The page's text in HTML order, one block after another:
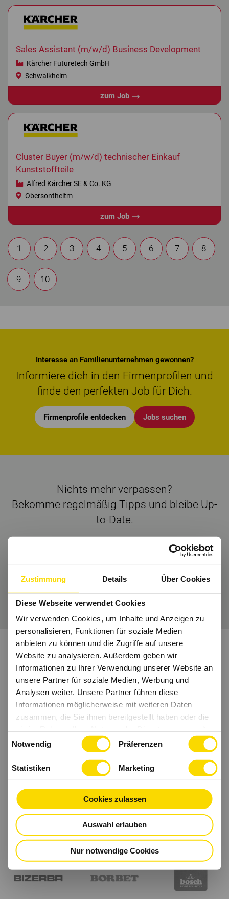
Zustimmung Details Über Cookies
Diese Webseite verwendet Cookies
Wir verwenden Cookies, um Inhalte und Anzeigen zu
personalisieren, Funktionen für soziale Medien
anbieten zu können und die Zugriffe auf unsere
Website zu analysieren. Außerdem geben wir
Informationen zu Ihrer Verwendung unserer Website an
unsere Partner für soziale Medien, Werbung und
Analysen weiter. Unsere Partner führen diese
Informationen möglicherweise mit weiteren Daten
zusammen, die Sie ihnen bereitgestellt haben oder die
haben.
Notwendig Präferenzen
Statistiken Marketing
Cookies zulassen
Auswahl erlauben
Nur notwendige Cookies
Sales Assistant (m/w/d) Business Development
Kärcher Futuretech GmbH
Schwaikheim
zum Job
Cluster Buyer (m/w/d) technischer Einkauf
Kunststoffteile
Alfred Kärcher SE & Co. KG
Obersontheitm
zum Job
1 2 3 4 5 6 7 8
9 10
Interesse an Familienunternehmen gewonnen?
Informiere dich in den Firmenprofilen und
finde den perfekten Job für Dich.
Firmenprofile entdecken Jobs suchen
Nichts mehr verpassen?
Bekomme regelmäßig Tipps und bleibe Up-
to-Date.
Instagramund Co.
Wir freuen uns auf Dich.